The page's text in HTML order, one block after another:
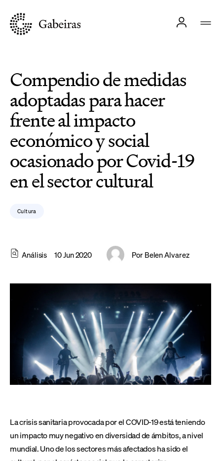
Compendio de medidas
adoptadas para hacer
frente al impacto
económico y social
ocasionado por Covid-19
en el sector cultural
Cultura
Análisis 10 Jun 2020 Por Belen Alvarez
La crisis sanitaria provocada por el COVID-19 está teniendo
un impacto muy negativo en diversidad de ámbitos, a nivel
mundial. Uno de los sectores más afectados ha sido el